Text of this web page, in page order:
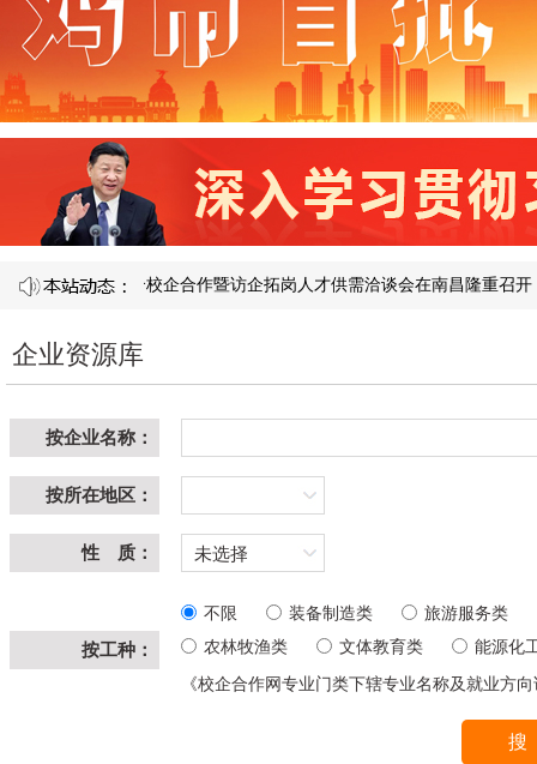
届产教融合校企合作暨访企拓岗人才供需洽谈会在南昌隆重召开​
企业资源库
按企业名称：
按所在地区：
性 质：
按工种：
不限 装备制造类
旅游服务类
农林牧渔类
文体教育类 能源化
《校企合作网专业门类下辖专业名称及就业方